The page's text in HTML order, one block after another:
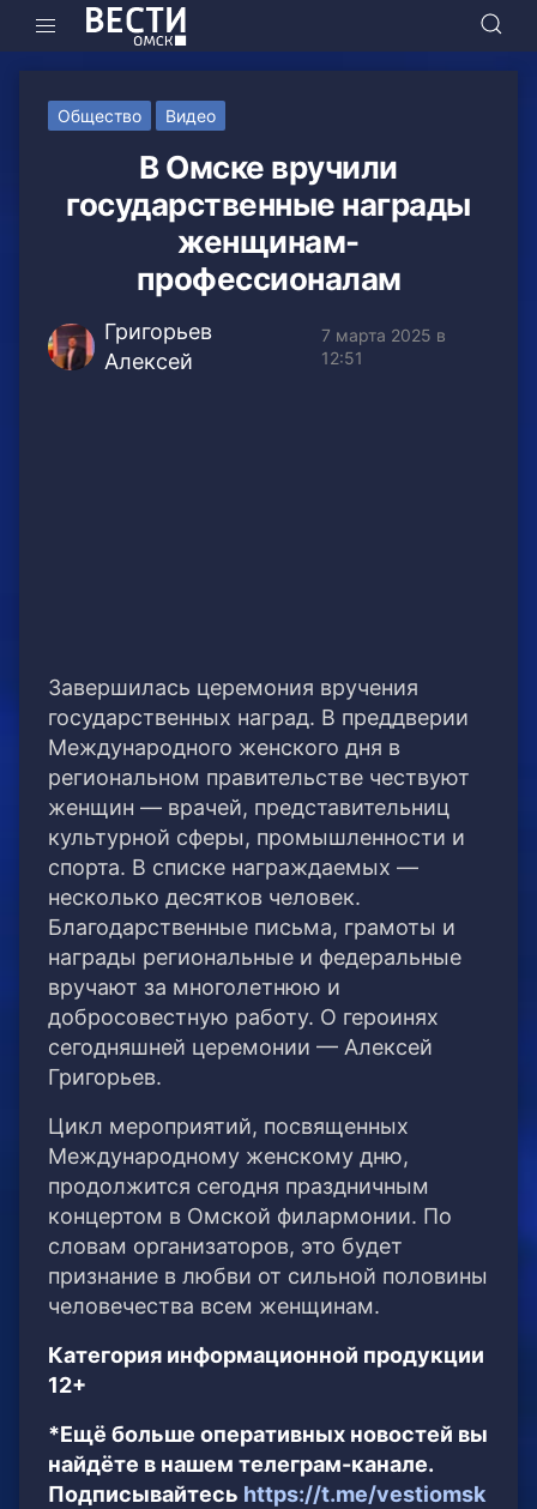
Общество Видео
В Омске вручили
государственные награды
женщинам-
профессионалам
Григорьев
Алексей
7 марта 2025 в
12:51
Завершилась церемония вручения
государственных наград. В преддверии
Международного женского дня в
региональном правительстве чествуют
женщин — врачей, представительниц
культурной сферы, промышленности и
спорта. В списке награждаемых —
несколько десятков человек.
Благодарственные письма, грамоты и
награды региональные и федеральные
вручают за многолетнюю и
добросовестную работу. О героинях
сегодняшней церемонии — Алексей
Григорьев.
Цикл мероприятий, посвященных
Международному женскому дню,
продолжится сегодня праздничным
концертом в Омской филармонии. По
словам организаторов, это будет
признание в любви от сильной половины
человечества всем женщинам.
Категория информационной продукции
12+
*Ещё больше оперативных новостей вы
найдёте в нашем телеграм-канале.
Подписывайтесь https://t.me/vestiomsk